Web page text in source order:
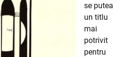
se putea
un titlu
mai
potrivit
pentru